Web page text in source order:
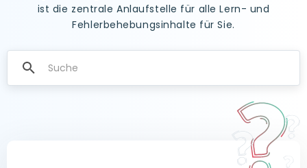
ist die zentrale Anlaufstelle für alle Lern- und
Fehlerbehebungsinhalte für Sie.